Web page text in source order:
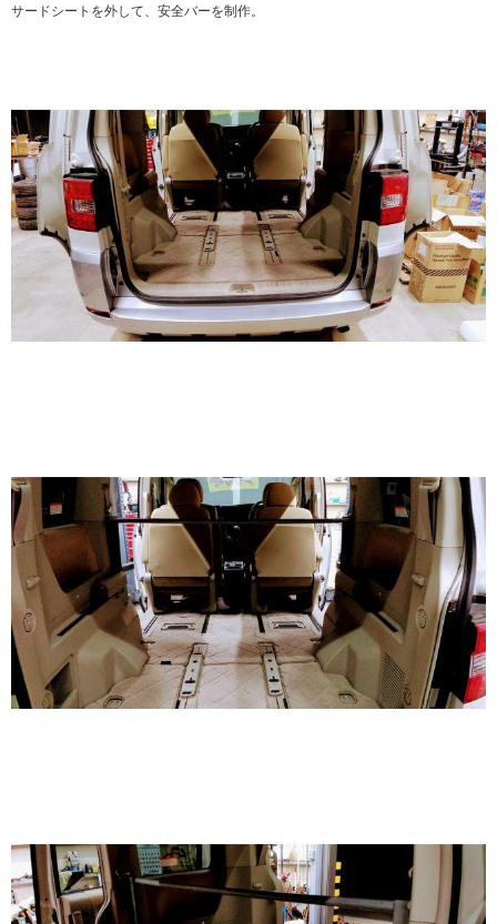
サードシートを外して、安全バーを制作。